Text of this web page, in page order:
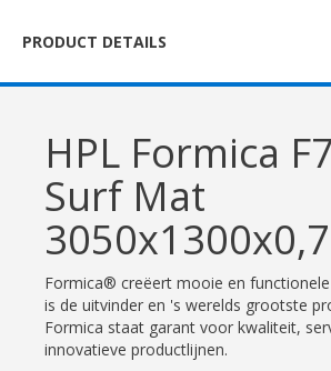
PRODUCT DETAILS
HPL Formica
Surf Mat
Formica® creëert mooie en
is de uitvinder en 's werelds grootste
Formica staat garant voor kwaliteit,
innovatieve productlijnen.